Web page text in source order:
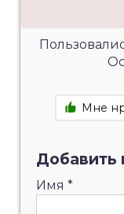
Мне
Добавить
Имя *